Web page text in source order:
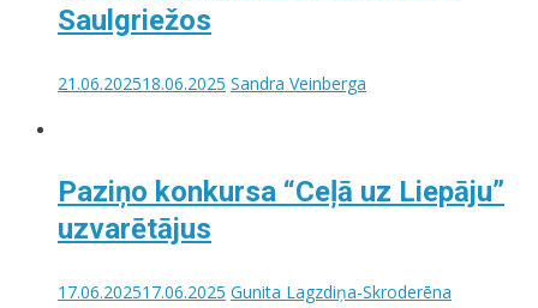
Saulgriežos
21.06.202518.06.2025 Sandra Veinberga
Paziņo konkursa “Ceļā uz Liepāju”
uzvarētājus
17.06.202517.06.2025 Gunita Lagzdiņa-Skroderēna